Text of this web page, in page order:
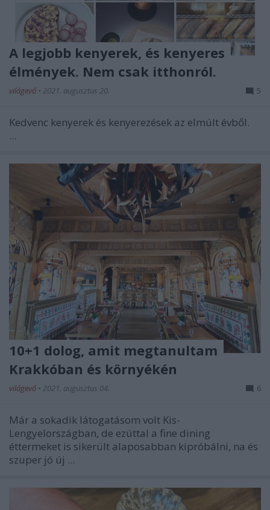
A legjobb kenyerek, és kenyeres
élmények. Nem csak itthonról.
világevő • 2021. augusztus 20. 5
Kedvenc kenyerek és kenyerezések az elmúlt évből.
...
10+1 dolog, amit megtanultam
Krakkóban és környékén
világevő • 2021. augusztus 04. 6
Már a sokadik látogatásom volt Kis-
Lengyelországban, de ezúttal a fine dining
éttermeket is sikerült alaposabban kipróbálni, na és
szuper jó új ...